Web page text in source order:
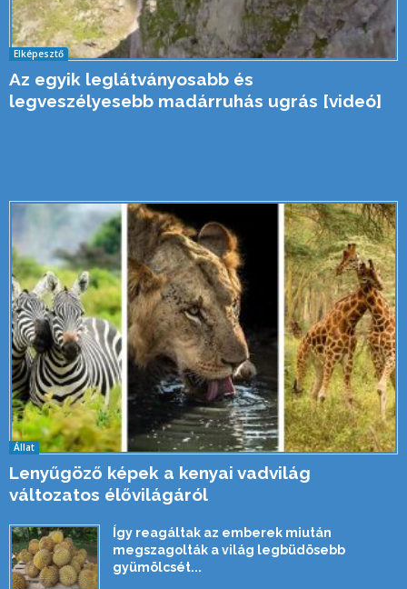
Elképesztő
Az egyik leglátványosabb és
legveszélyesebb madárruhás ugrás [videó]
Állat
Lenyűgöző képek a kenyai vadvilág
változatos élővilágáról
Így reagáltak az emberek miután
megszagolták a világ legbüdösebb
gyümölcsét...